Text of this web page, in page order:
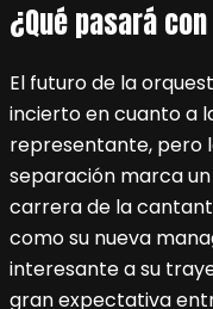
¿Qué pasará
El futuro de la
incierto en cuanto a
representante, pero
separación marca
carrera de la
como su nueva
interesante a su
gran expectativa